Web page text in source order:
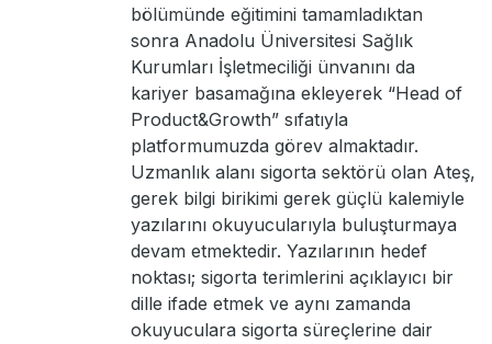
bölümünde eğitimini tamamladıktan
sonra Anadolu Üniversitesi Sağlık
Kurumları İşletmeciliği ünvanını da
kariyer basamağına ekleyerek “Head of
Product&Growth” sıfatıyla
platformumuzda görev almaktadır.
Uzmanlık alanı sigorta sektörü olan Ateş,
gerek bilgi birikimi gerek güçlü kalemiyle
yazılarını okuyucularıyla buluşturmaya
devam etmektedir. Yazılarının hedef
noktası; sigorta terimlerini açıklayıcı bir
dille ifade etmek ve aynı zamanda
okuyuculara sigorta süreçlerine dair